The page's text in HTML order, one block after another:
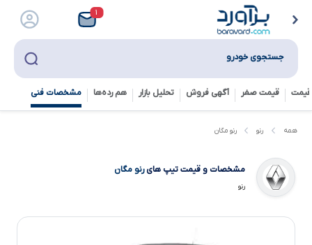
۱
جستجوی خودرو
قیمت صفر آگهی فروش تحلیل بازار هم رده‌ها‌ مشخصات فنی
همه رنو رنو مگان
مشخصات و قیمت تیپ هایرنو مگان
رنو